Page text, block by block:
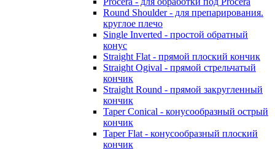
Round Shoulder - для препарирования.
круглое плечо
Single Inverted - простой обратный
конус
Straight Flat - прямой плоский кончик
Straight Ogival - прямой стрельчатый
кончик
Straight Round - прямой закругленный
кончик
Taper Conical - конусообразный острый
кончик
Taper Flat - конусообразный плоский
кончик